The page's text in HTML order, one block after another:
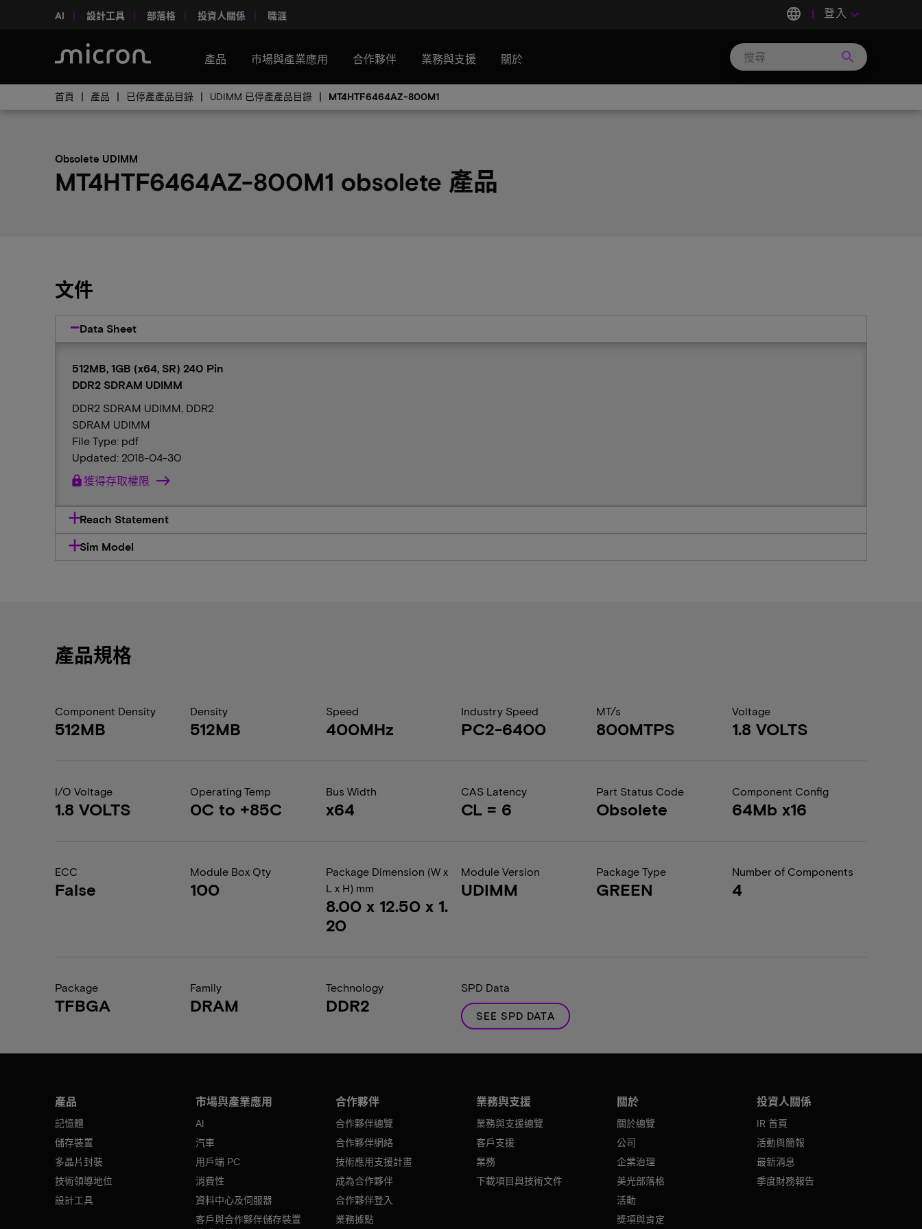
AI 設計工具 部落格 投資人關係 職涯 language 登入 keyboard_arrow_down
產品 市場與產業應用 合作夥伴 業務與支援 關於 search
首頁 產品 已停產產品目錄 UDIMM 已停產產品目錄 MT4HTF6464AZ-800M1
Obsolete UDIMM
MT4HTF6464AZ-800M1 obsolete 產品
文件
Data Sheet
512MB, 1GB (x64, SR) 240 Pin
DDR2 SDRAM UDIMM
DDR2 SDRAM UDIMM, DDR2
SDRAM UDIMM
File Type: pdf
Updated: 2018-04-30
lock 獲得存取權限
Reach Statement
Sim Model
產品規格
Component Density
512MB
Density
512MB
Speed
400MHz
Industry Speed
PC2-6400
MT/s
800MTPS
Voltage
1.8 VOLTS
I/O Voltage
1.8 VOLTS
Operating Temp
0C to +85C
Bus Width
x64
CAS Latency
CL = 6
Part Status Code
Obsolete
Component Config
64Mb x16
ECC
False
Module Box Qty
100
Package Dimension (W x
L x H) mm
8.00 x 12.50 x 1.
20
Module Version
UDIMM
Package Type
GREEN
Number of Components
4
Package
TFBGA
Family
DRAM
Technology
DDR2
SPD Data
SEE SPD DATA
產品
記憶體
儲存裝置
多晶片封裝
技術領導地位
設計工具
市場與產業應用
AI
汽車
用戶端 PC
消費性
資料中心及伺服器
客戶與合作夥伴儲存裝置
合作夥伴
合作夥伴總覽
合作夥伴網絡
技術應用支援計畫
成為合作夥伴
合作夥伴登入
業務據點
業務與支援
業務與支援總覽
客戶支援
業務
下載項目與技術文件
關於
關於總覽
公司
企業治理
美光部落格
活動
獎項與肯定
投資人關係
IR 首頁
活動與簡報
最新消息
季度財務報告